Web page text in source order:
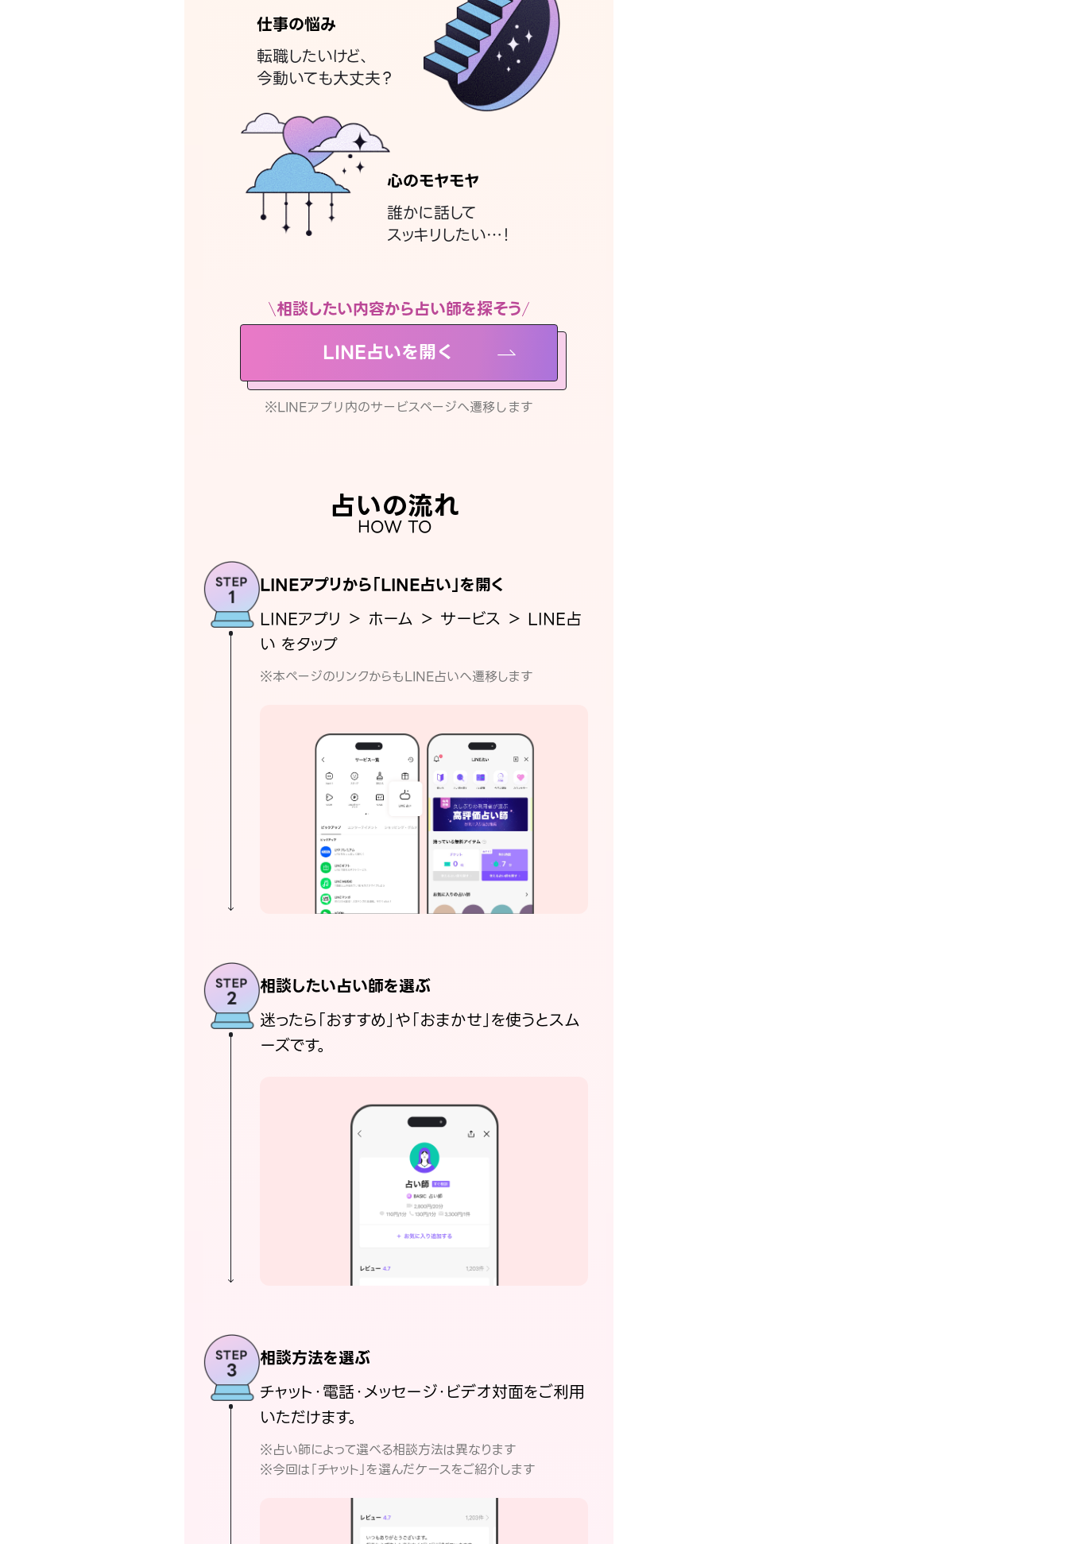
仕事の悩み
転職したいけど、
今動いても大丈夫？
心のモヤモヤ
誰かに話して
スッキリしたい…！
相談したい内容から占い師を探そう
LINE占いを開く
※LINEアプリ内のサービスページへ遷移します
占いの流れ
HOW TO
LINEアプリから「LINE占い」を開く
LINEアプリ ＞ ホーム ＞ サービス ＞ LINE占
い をタップ
※本ページのリンクからもLINE占いへ遷移します
相談したい占い師を選ぶ
迷ったら「おすすめ」や「おまかせ」を使うとスム
ーズです。
相談方法を選ぶ
チャット・電話・メッセージ・ビデオ対面をご利用
いただけます。
※占い師によって選べる相談方法は異なります
※今回は「チャット」を選んだケースをご紹介します